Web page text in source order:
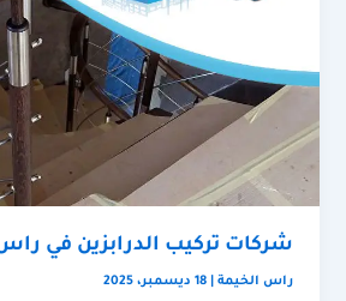
شركات تركيب الدرابزين في
راس الخيمة |18 ديسمبر، 2025